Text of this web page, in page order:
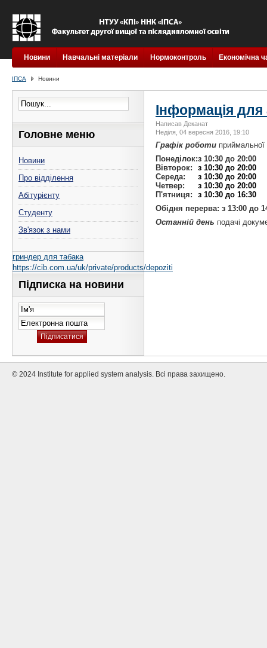
Новини Навчальні матеріали Нормоконтроль Економічна
ІПСА Новини
Інформація для
Написав Деканат
Неділя, 04 вересня 2016, 19:10
Графік роботи приймальної
Понеділок:з 10:30 до 20:00
Вівторок:
з 10:30 до 20:00
Середа:
з 10:30 до 20:00
Четвер:
з 10:30 до 20:00
П'ятниця:
з 10:30 до 16:30
Обідня перерва: з 13:00 до
Останній день подачі
Головне меню
Новини
Про відділення
Абітурієнту
Студенту
Зв'язок з нами
гриндер для табака
https://cib.com.ua/uk/private/products/depoziti
Підписка на новини
© 2024 Institute for applied system analysis. Всі права захищено.